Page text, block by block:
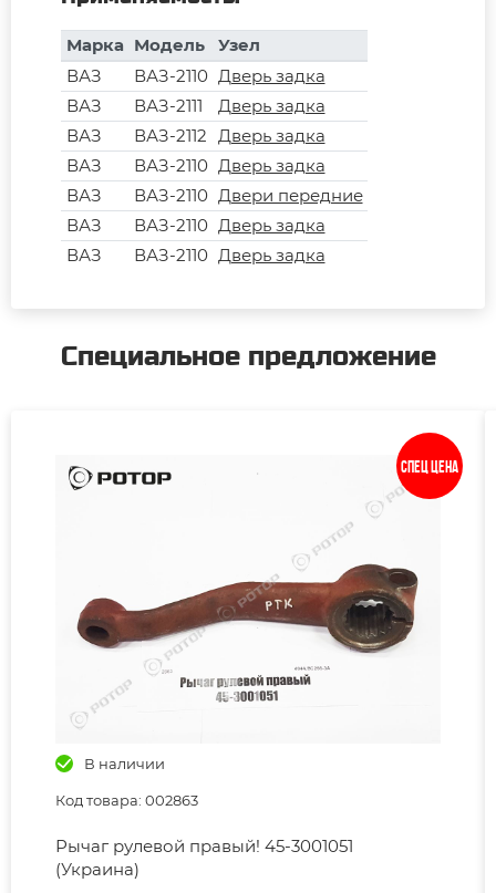
Марка Модель
Узел
ВАЗ
ВАЗ-2110 Дверь задка
ВАЗ
ВАЗ-2111
Дверь задка
ВАЗ
ВАЗ-2112 Дверь задка
ВАЗ
ВАЗ-2110 Дверь задка
ВАЗ
ВАЗ-2110 Двери передние
ВАЗ
ВАЗ-2110 Дверь задка
ВАЗ
ВАЗ-2110 Дверь задка
Специальное предложение
Спец цена
В наличии
Код товара: 002863
Рычаг рулевой правый! 45-3001051
(Украина)